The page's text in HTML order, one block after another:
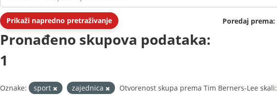
Prikaži napredno pretraživanje Poredaj prema
Pronađeno skupova podataka:
1
Oznake: sport zajednica Otvorenost skupa prema Tim Berners-Lee skali: